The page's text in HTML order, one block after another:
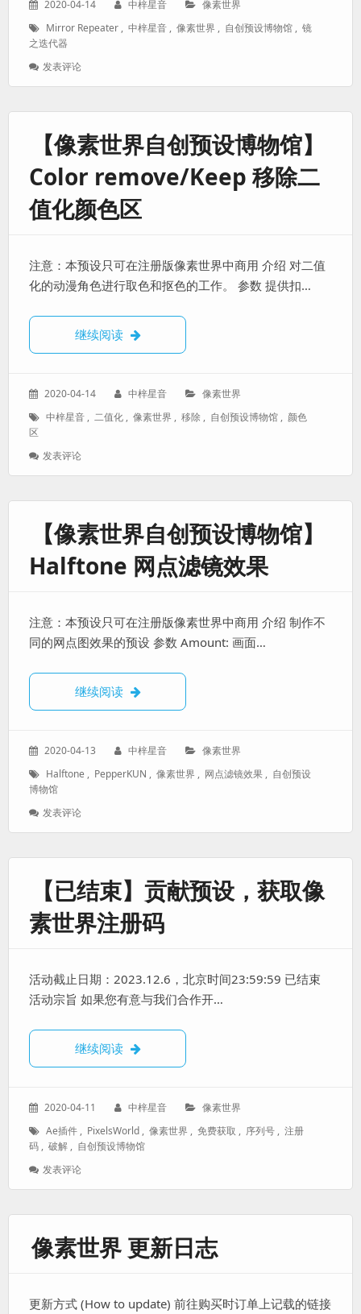
发
于：
2020-04-14
作
中梓星音
分
像素世界
标
签：
Mirror Repeater , 中梓星音 , 像素世界 , 自创预设博物馆 , 镜
之迭代器
发表评论: 【像
界
创
预
设
博
物
馆】
镜
之
迭
器
【像素世界自创预设博物馆】
Color remove/Keep 移除二
值化颜色区
注意：本预设只可在注册版像素世界中商用 介绍 对二值
化的动漫角色进行取色和抠色的工作。 参数 提供扣…
继续阅读 【像素世界自创预设博物馆】Color
发
于：
2020-04-14
作
中梓星音
分
像素世界
标
中梓星音 , 二值化 , 像素世界 , 移除 , 自创预设博物馆 , 颜色
区
发表评论: 【像
界
创
预
设
博
Color
Remove/Keep
二
值
化
色
【像素世界自创预设博物馆】
Halftone 网点滤镜效果
注意：本预设只可在注册版像素世界中商用 介绍 制作不
同的网点图效果的预设 参数 Amount: 画面…
继续阅读 【像素世界自创预设博物馆】Halftone 网
发
于：
2020-04-13
作
中梓星音
分
像素世界
标
签：
Halftone , PepperKUN , 像素世界 , 网点滤镜效果 , 自创预设
博物馆
发表评论: 【像
界
创
预
设
博
Halftone
网
镜
效
果
【已结束】贡献预设，获取像
素世界注册码
活动截止日期：2023.12.6，北京时间23:59:59 已结束
活动宗旨 如果您有意与我们合作开…
继续阅读 【已结束】贡献预设，获取像素世界注册码
发
于：
2020-04-11
作
中梓星音
分
像素世界
标
签：
Ae插件 , PixelsWorld , 像素世界 , 免费获取 , 序列号 , 注册
码 , 破解 , 自创预设博物馆
发表评论: 【已
贡
预
设，
像
像素世界 更新日志
更新方式 (How to update) 前往购买时订单上记载的链接